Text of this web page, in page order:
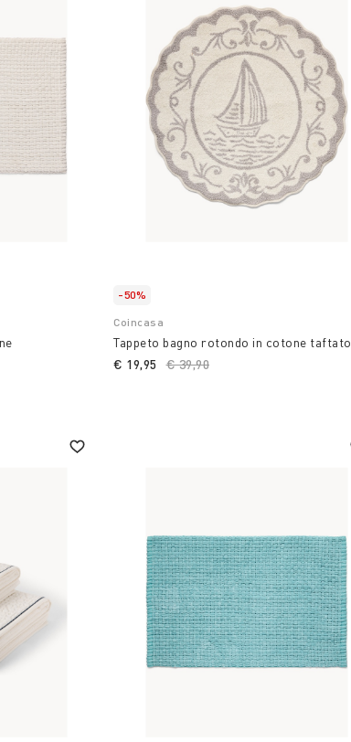
-50%
Coincasa
Tappeto bagno rotondo in cotone taftato
Price reduced from
€ 39,90
€ 19,95